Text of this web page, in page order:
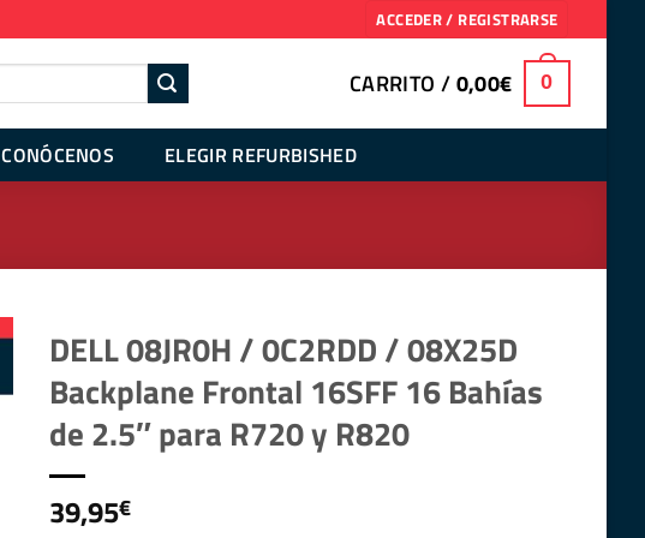
ACCEDER / REGISTRARSE
CARRITO /0,00€ 0
CONÓCENOS ELEGIR REFURBISHED
DELL 08JR0H / 0C2RDD / 08X25D
Backplane Frontal 16SFF 16 Bahías
de 2.5″ para R720 y R820
39,95€